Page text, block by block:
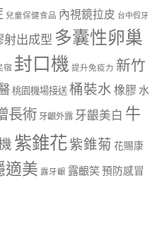
兒童保健食品 內視鏡拉皮 台中假牙
射出成型 多囊性卵巢
宿 封口機 提升免疫力 新竹
桃園機場接送 桶裝水 橡膠 水
長術 牙齦外露 牙齦美白 牛
紫錐花紫錐菊 花賜康
適美 露牙齦 露齦笑預防感冒